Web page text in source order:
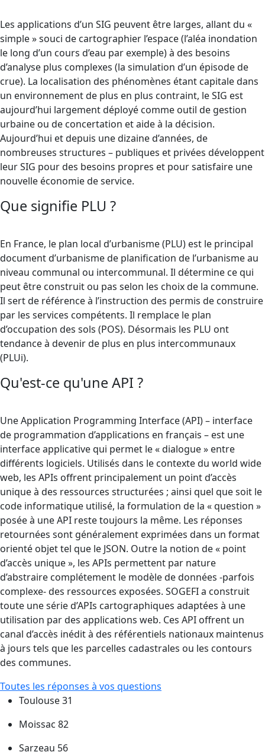
Les applications d’un SIG peuvent être larges, allant du «
simple » souci de cartographier l’espace (l’aléa inondation
le long d’un cours d’eau par exemple) à des besoins
d’analyse plus complexes (la simulation d’un épisode de
crue). La localisation des phénomènes étant capitale dans
un environnement de plus en plus contraint, le SIG est
aujourd’hui largement déployé comme outil de gestion
urbaine ou de concertation et aide à la décision.
Aujourd’hui et depuis une dizaine d’années, de
nombreuses structures – publiques et privées développent
leur SIG pour des besoins propres et pour satisfaire une
nouvelle économie de service.
Que signifie PLU ?
En France, le plan local d’urbanisme (PLU) est le principal
document d’urbanisme de planification de l’urbanisme au
niveau communal ou intercommunal. Il détermine ce qui
peut être construit ou pas selon les choix de la commune.
Il sert de référence à l’instruction des permis de construire
par les services compétents. Il remplace le plan
d’occupation des sols (POS). Désormais les PLU ont
tendance à devenir de plus en plus intercommunaux
(PLUi).
Qu'est-ce qu'une API ?
Une Application Programming Interface (API) – interface
de programmation d’applications en français – est une
interface applicative qui permet le « dialogue » entre
différents logiciels. Utilisés dans le contexte du world wide
web, les APIs offrent principalement un point d’accès
unique à des ressources structurées ; ainsi quel que soit le
code informatique utilisé, la formulation de la « question »
posée à une API reste toujours la même. Les réponses
retournées sont généralement exprimées dans un format
orienté objet tel que le JSON. Outre la notion de « point
d’accès unique », les APIs permettent par nature
d’abstraire complétement le modèle de données -parfois
complexe- des ressources exposées. SOGEFI a construit
toute une série d’APIs cartographiques adaptées à une
utilisation par des applications web. Ces API offrent un
canal d’accès inédit à des référentiels nationaux maintenus
à jours tels que les parcelles cadastrales ou les contours
des communes.
Toutes les réponses à vos questions
Toulouse 31
Moissac 82
Sarzeau 56